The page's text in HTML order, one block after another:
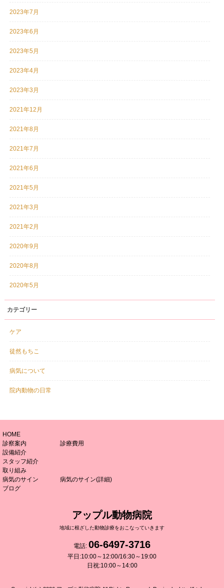
2023年7月
2023年6月
2023年5月
2023年4月
2023年3月
2021年12月
2021年8月
2021年7月
2021年6月
2021年5月
2021年3月
2021年2月
2020年9月
2020年8月
2020年5月
カテゴリー
ケア
徒然もちこ
病気について
院内動物の日常
HOME
診察案内
設備紹介
スタッフ紹介
取り組み
病気のサイン
ブログ
診療費用
病気のサイン(詳細)
アップル動物病院
地域に根ざした動物診療をおこなっていきます
電話: 06-6497-3716
平日:10:00～12:00/16:30～19:00
日祝:10:00～14:00